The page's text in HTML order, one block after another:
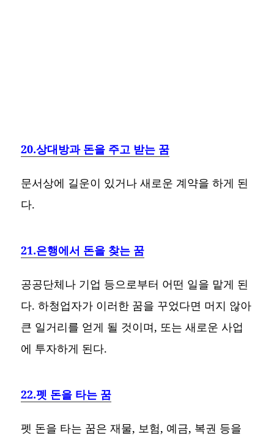
20.상대방과 돈을 주고 받는 꿈
문서상에 길운이 있거나 새로운 계약을 하게 된
다.
21.은행에서 돈을 찾는 꿈
공공단체나 기업 등으로부터 어떤 일을 맡게 된
다. 하청업자가 이러한 꿈을 꾸었다면 머지 않아
큰 일거리를 얻게 될 것이며, 또는 새로운 사업
에 투자하게 된다.
22.펫 돈을 타는 꿈
펫 돈을 타는 꿈은 재물, 보험, 예금, 복권 등을